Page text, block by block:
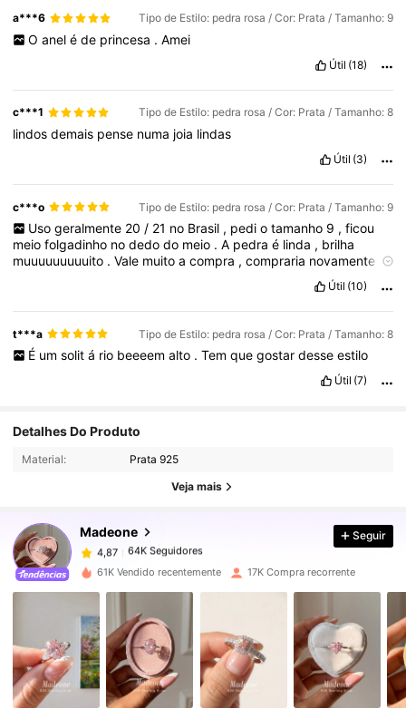
a***6 Tipo de Estilo: pedra rosa / Cor: Prata / Tamanho: 9
O anel é de princesa . Amei
Útil (18)
c***1 Tipo de Estilo: pedra rosa / Cor: Prata / Tamanho: 8
lindosdemais pense numa joia lindas
Útil (3)
c***o Tipo de Estilo: pedra rosa / Cor: Prata / Tamanho: 9
Uso geralmente 20 / 21 no Brasil , pedi o tamanho 9 , ficou
meiofolgadinho nodedodo meio .A pedraé linda , brilha
muuuuuuuuuito .Vale muitoacompra ,compraria novamente
Útil (10)
t***a Tipo de Estilo: pedra rosa / Cor: Prata / Tamanho: 8
É um solit á rio beeeem alto . Tem que gostar desse estilo
Útil (7)
Detalhes Do Produto
Material: Prata 925
Veja mais
Madeone
4,87 64K Seguidores
64K Seguidores
4,87
64K Seguidores
N***s pago1 dia atrás
4,87 64K Seguidores
4,87 64K Seguidores
Seguir
61K Vendido recentemente 17K Compra recorrente